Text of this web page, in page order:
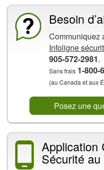
Besoin
Communiquez
Infoligne
905-572-2981.
Sans frais 1-800-
(au Canada et aux
Posez une
Application
Sécurité